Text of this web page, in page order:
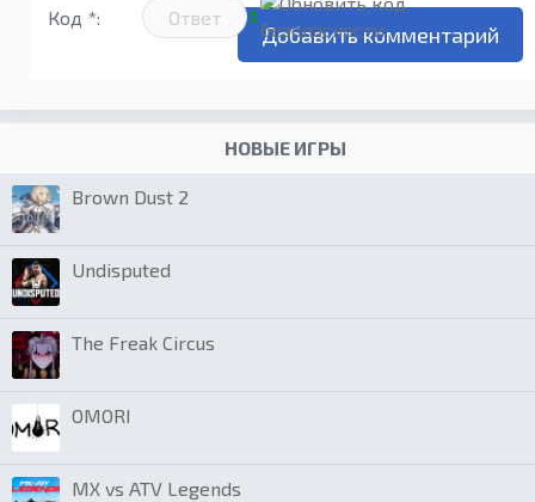
Код *:
НОВЫЕ ИГРЫ
Brown Dust 2
Undisputed
The Freak Circus
OMORI
MX vs ATV Legends